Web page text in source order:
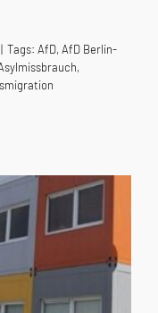
| Tags: AfD,AfD Berlin-
,